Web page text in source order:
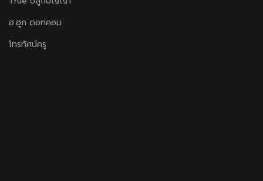
ฮ.ฮูก ดอทคอม
โทรทัศน์ครู